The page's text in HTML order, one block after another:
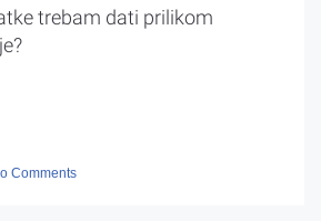
trebam dati prilikom
Comments